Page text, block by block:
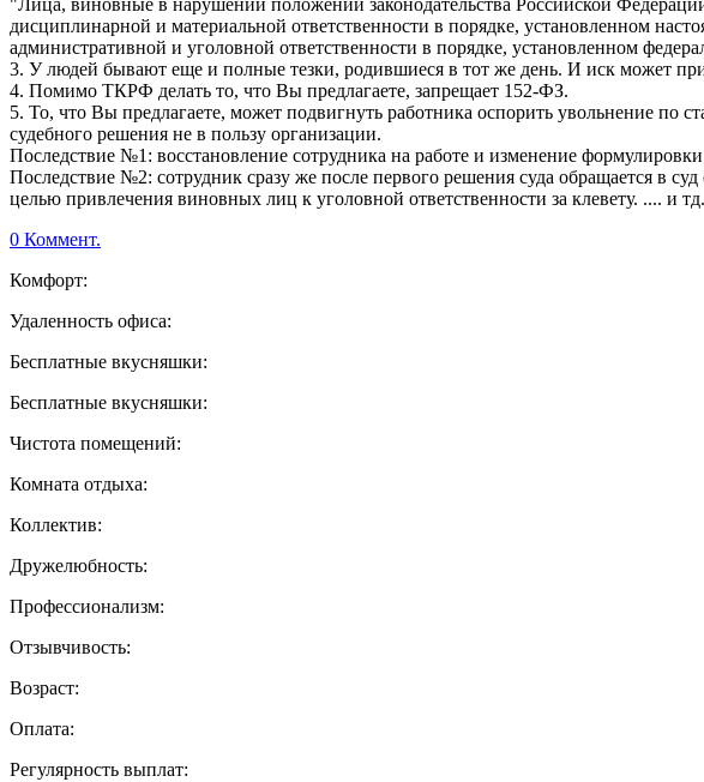
"Лица, виновные в нарушении положений законодательства Российской
дисциплинарной и материальной ответственности в порядке, установленном
административной и уголовной ответственности в порядке, установленном
3. У людей бывают еще и полные тезки, родившиеся в тот же день. И иск может
4. Помимо ТКРФ делать то, что Вы предлагаете, запрещает 152-ФЗ.
5. То, что Вы предлагаете, может подвигнуть работника оспорить увольнение по
судебного решения не в пользу организации.
Последствие №1: восстановление сотрудника на работе и изменение
Последствие №2: сотрудник сразу же после первого решения суда обращается в
целью привлечения виновных лиц к уголовной ответственности за клевету. .... и
0 Коммент.
Комфорт:
Удаленность офиса:
Бесплатные вкусняшки:
Бесплатные вкусняшки:
Чистота помещений:
Комната отдыха:
Коллектив:
Дружелюбность:
Профессионализм:
Отзывчивость:
Возраст:
Оплата:
Регулярность выплат: